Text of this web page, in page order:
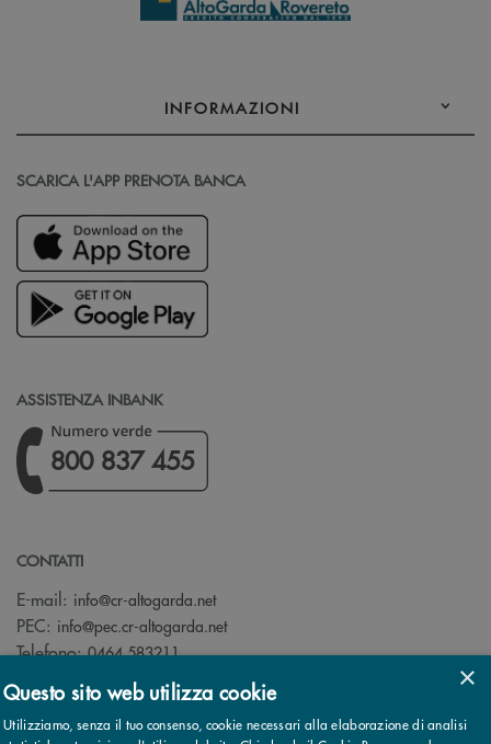
INFORMAZIONI
SCARICA L'APP PRENOTA BANCA
ASSISTENZA INBANK
800 837 455
CONTATTI
E-mail: info@cr-altogarda.net(si apre l’app di posta elettronica)
PEC: info@pec.cr-altogarda.net(si apre l’app di posta elettronica)
Telefono:0464 583211
×
Questo sito web utilizza cookie
Utilizziamo, senza il tuo consenso, cookie necessari alla elaborazione di analisi